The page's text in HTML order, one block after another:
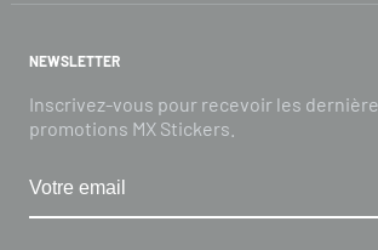
NEWSLETTER
Inscrivez-vous pour recevoir les
promotions MX Stickers.